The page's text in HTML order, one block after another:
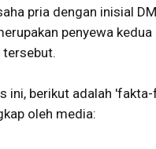
pria dengan inisial
penyewa
ini, berikut adalah
oleh media: